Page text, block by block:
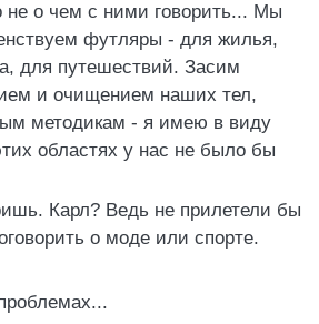
не о чем с ними говорить... Мы
футляры - для жилья,
для путешествий. Засим
и очищением наших тел,
методикам - я имею в виду
областях у нас не было бы
Карл? Ведь не прилетели бы
о моде или спорте.